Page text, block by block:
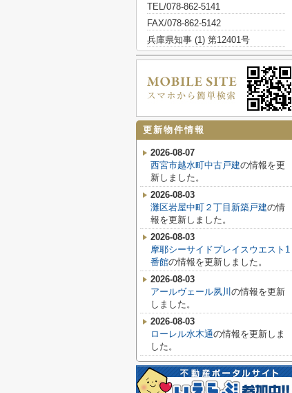
TEL/078-862-5141
FAX/078-862-5142
兵庫県知事 (1) 第12401号
更新物件情報
2026-08-07
西宮市越水町中古戸建の情報を更
新しました。
2026-08-03
灘区岩屋中町２丁目新築戸建の情
報を更新しました。
2026-08-03
摩耶シーサイドプレイスウエスト1
番館の情報を更新しました。
2026-08-03
アールヴェール夙川 の情報を更新
しました。
2026-08-03
ローレル水木通の情報を更新しま
した。